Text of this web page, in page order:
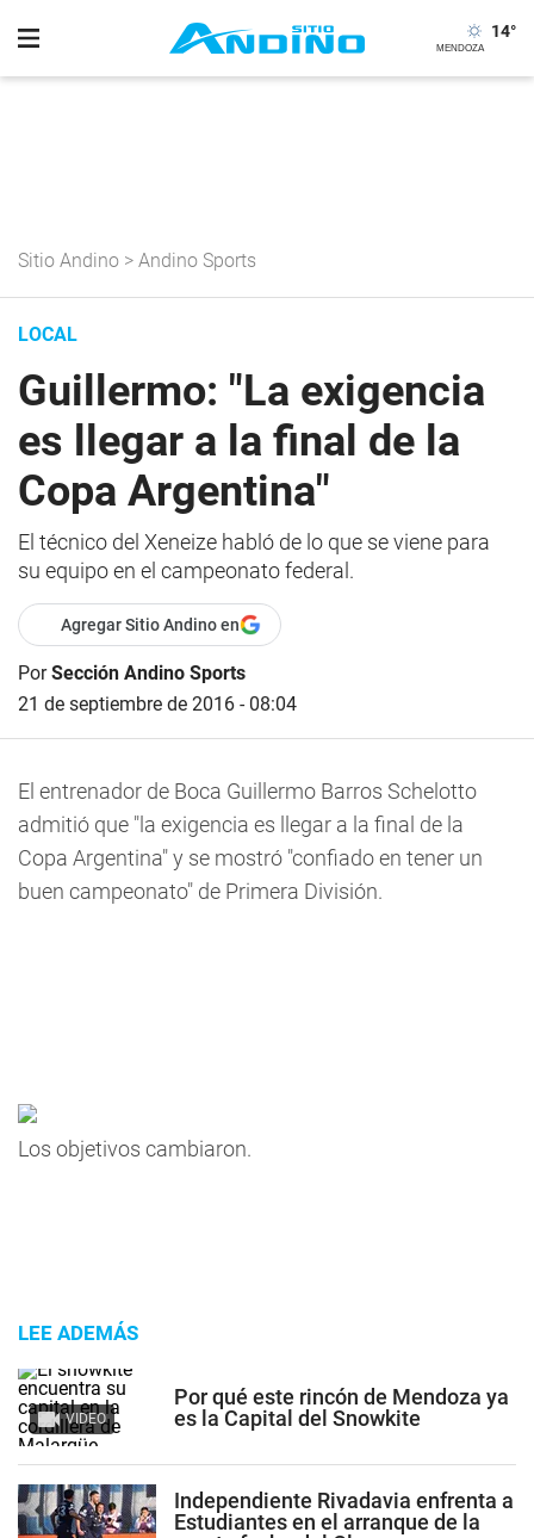
14°
Sitio Andino > Andino Sports
LOCAL
Guillermo: "La exigencia
es llegar a la final de la
Copa Argentina"
El técnico del Xeneize habló de lo que se viene para
su equipo en el campeonato federal.
Agregar Sitio Andino en
PorSección Andino Sports
21 de septiembre de 2016 - 08:04
El entrenador de Boca Guillermo Barros Schelotto
admitió que "la exigencia es llegar a la final de la
Copa Argentina" y se mostró "confiado en tener un
buen campeonato" de Primera División.
Los objetivos cambiaron.
LEE ADEMÁS
VIDEO
Por qué este rincón de Mendoza ya
es la Capital del Snowkite
Independiente Rivadavia enfrenta a
Estudiantes en el arranque de la